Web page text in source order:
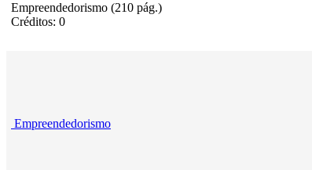
Empreendedorismo (210 pág.)
Créditos: 0
Empreendedorismo